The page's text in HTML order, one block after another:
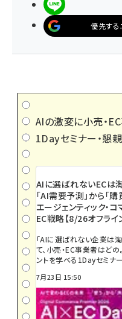
優先する
AIの激変に小売・
1Dayセミナー・懇
AIに選ばれないECは
「AI需要予測」から「
エージェンティック・
EC戦略【8/26オフライ
「AIに選ばれない企業は淘
て、小売・EC事業者はど
ントを学べる1Dayセミナ
7月23日 15:50